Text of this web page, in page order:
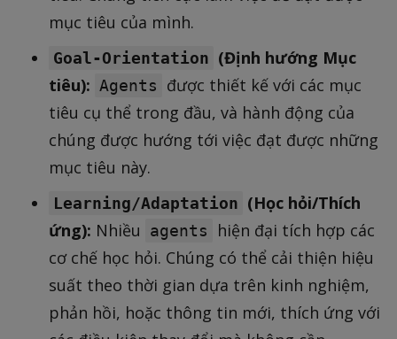
mục tiêu của mình.
Goal-Orientation (Định hướng Mục
tiêu): Agents
được thiết kế với các mục
tiêu cụ thể trong đầu, và hành động của
chúng được hướng tới việc đạt được những
mục tiêu này.
Learning/Adaptation (Học hỏi/Thích
ứng): Nhiều agents
hiện đại tích hợp các
cơ chế học hỏi. Chúng có thể cải thiện hiệu
suất theo thời gian dựa trên kinh nghiệm,
phản hồi, hoặc thông tin mới, thích ứng với